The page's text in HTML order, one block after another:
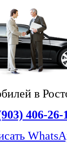
в
406-26-